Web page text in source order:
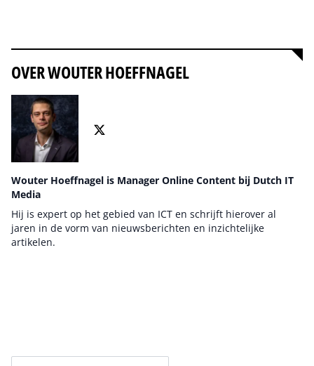
OVER WOUTER HOEFFNAGEL
Wouter Hoeffnagel is Manager Online Content bij Dutch IT
Media
Hij is expert op het gebied van ICT en schrijft hierover al
jaren in de vorm van nieuwsberichten en inzichtelijke
artikelen.